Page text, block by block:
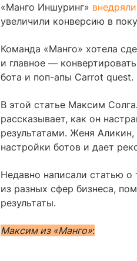
«Манго Иншуринг»
увеличили конверсию в
Команда «Манго» хотела
и главное ―
бота и поп-апы Carrot quest.
В этой статье Максим
рассказывает, как он
результатами. Женя
настройки ботов и дает
Недавно написали статью о
из разных сфер бизнеса,
результаты.
Максим из «Манго»: